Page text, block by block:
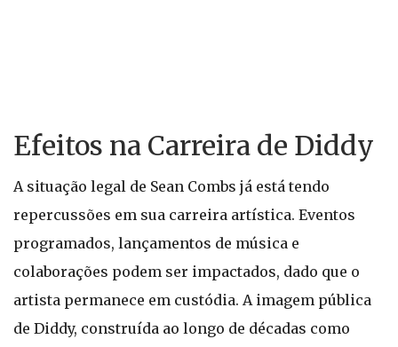
Efeitos na Carreira de Diddy
A situação legal de Sean Combs já está tendo
repercussões em sua carreira artística. Eventos
programados, lançamentos de música e
colaborações podem ser impactados, dado que o
artista permanece em custódia. A imagem pública
de Diddy, construída ao longo de décadas como